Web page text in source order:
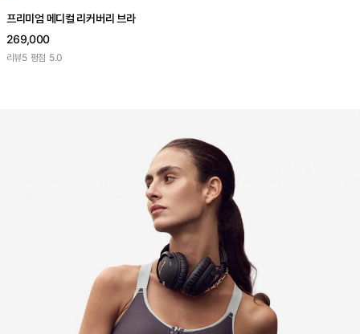
프리미엄 메디컬 리커버리 브라
269,000
리뷰5 평점 5.0